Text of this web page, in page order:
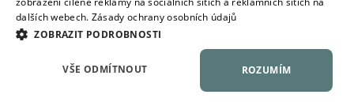
Všechna práva vyhrazena ©
dalších webech. Zásady ochrany osobních údajů
ZOBRAZIT PODROBNOSTI
ROZUMÍM
VŠE ODMÍTNOUT